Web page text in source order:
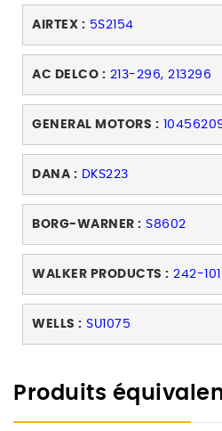
AIRTEX : 5S2154
AC DELCO : 213-296, 213296
GENERAL MOTORS :
DANA : DKS223
BORG-WARNER : S8602
WALKER PRODUCTS : 242-
WELLS : SU1075
Produits